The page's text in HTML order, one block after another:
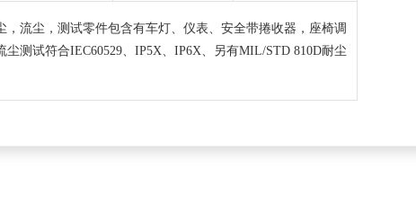
流尘，测试零件包含有车灯、仪表、安全带捲收器，座椅调
测试符合IEC60529、IP5X、IP6X、另有MIL/STD 810D耐尘